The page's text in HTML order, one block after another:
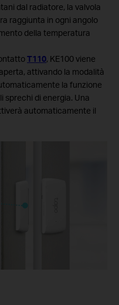
dal radiatore, la valvola
raggiunta in ogni angolo
della temperatura
T110, KE100 viene
attivando la modalità
la funzione
sprechi di energia. Una
automaticamente il